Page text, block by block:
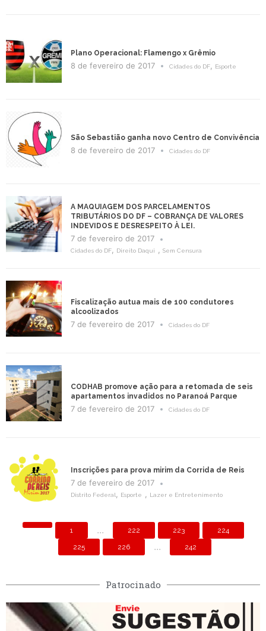
Plano Operacional: Flamengo x Grêmio
8 de fevereiro de 2017 Cidades do DF Esporte
São Sebastião ganha novo Centro de Convivência
8 de fevereiro de 2017 Cidades do DF
A MAQUIAGEM DOS PARCELAMENTOS
TRIBUTÁRIOS DO DF – COBRANÇA DE VALORES
INDEVIDOS E DESRESPEITO À LEI.
7 de fevereiro de 2017
Cidades do DF Direito Daqui Sem Censura
Fiscalização autua mais de 100 condutores
alcoolizados
7 de fevereiro de 2017 Cidades do DF
CODHAB promove ação para a retomada de seis
apartamentos invadidos no Paranoá Parque
7 de fevereiro de 2017 Cidades do DF
Inscrições para prova mirim da Corrida de Reis
7 de fevereiro de 2017
Distrito Federal Esporte Lazer e Entretenimento
1 ... 222 223
224
225
226 ... 242
Patrocinado